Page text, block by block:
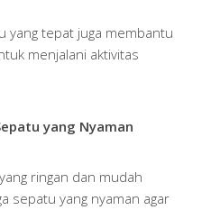
yang tepat juga membantu
menjalani aktivitas
yang Nyaman
ringan dan mudah
sepatu yang nyaman agar